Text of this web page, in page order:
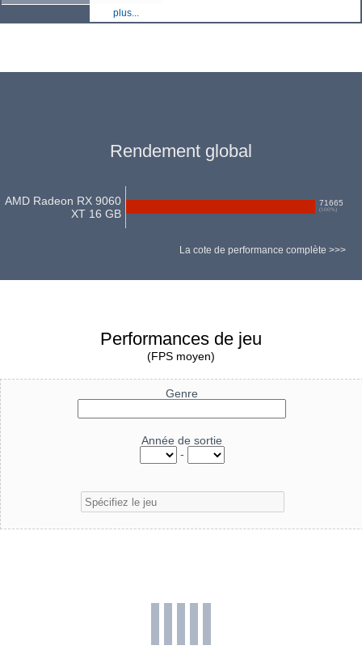
plus...
Rendement global
AMD Radeon RX 9060
XT 16 GB
71665
(100 %)
La cote de performance complète >>>
Performances de jeu
(FPS moyen)
Genre
Année de sortie
-